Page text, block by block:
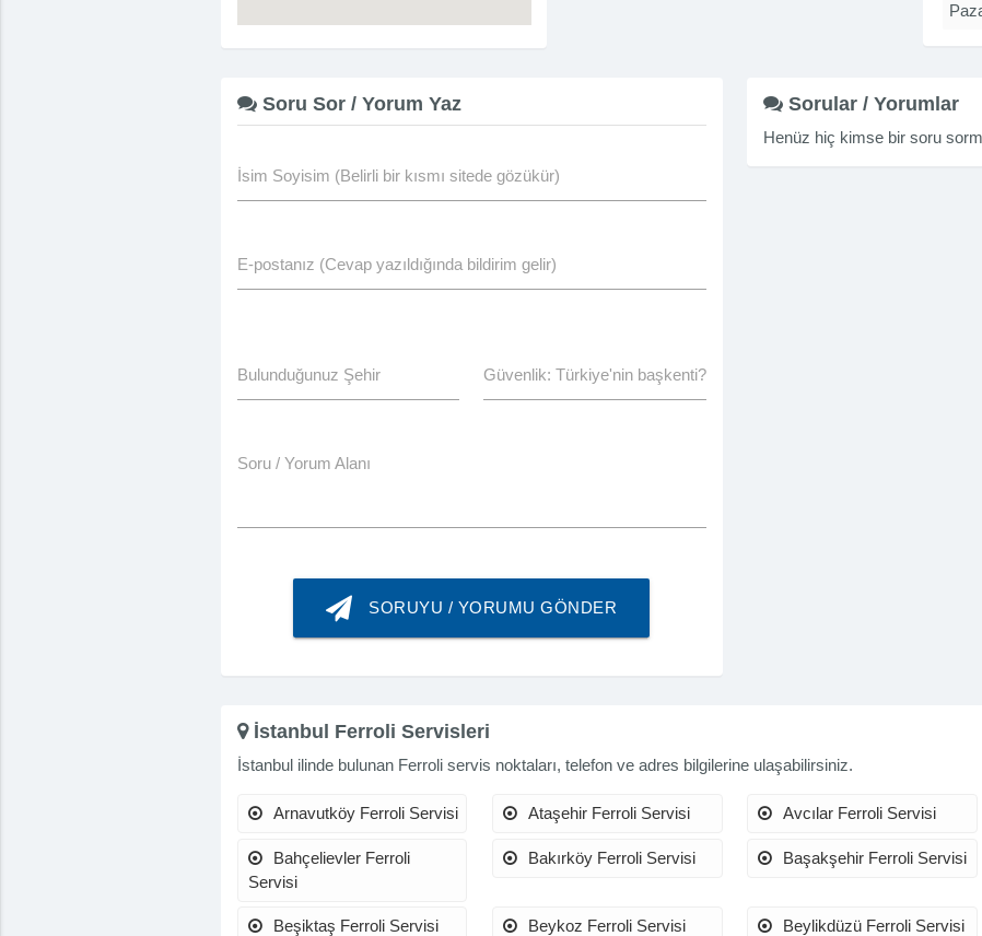
Soru Sor / Yorum Yaz
İsim Soyisim (Belirli bir kısmı sitede gözükür)
E-postanız (Cevap yazıldığında bildirim gelir)
Bulunduğunuz Şehir Güvenlik: Türkiye'nin başkenti?
Soru / Yorum Alanı
SORUYU / YORUMU GÖNDER
Sorular / Yorumlar
Henüz hiç kimse bir soru
İstanbul Ferroli Servisleri
İstanbul ilinde bulunan Ferroli servis noktaları, telefon ve adres bilgilerine ulaşabilirsiniz.
Arnavutköy Ferroli Servisi Ataşehir Ferroli Servisi Avcılar Ferroli Servisi
Bahçelievler Ferroli
Servisi
Bakırköy Ferroli Servisi Başakşehir Ferroli Servisi
Beşiktaş Ferroli Servisi Beykoz Ferroli Servisi Beylikdüzü Ferroli Servisi